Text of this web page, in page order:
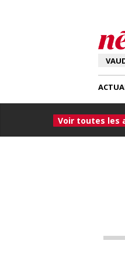
Voir toutes les